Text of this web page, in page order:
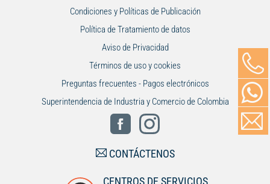
Condiciones y Políticas de Publicación
Política de Tratamiento de datos
Aviso de Privacidad
Términos de uso y cookies
Preguntas frecuentes - Pagos electrónicos
Superintendencia de Industria y Comercio de Colombia
CONTÁCTENOS
CENTROS DE SERVICIOS